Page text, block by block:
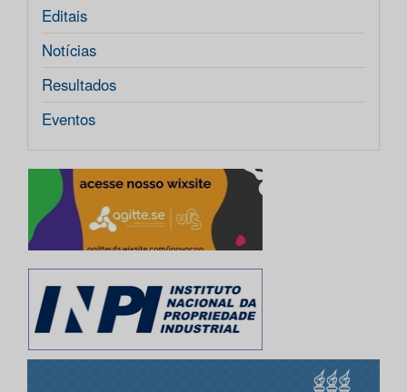
Editais
Notícias
Resultados
Eventos